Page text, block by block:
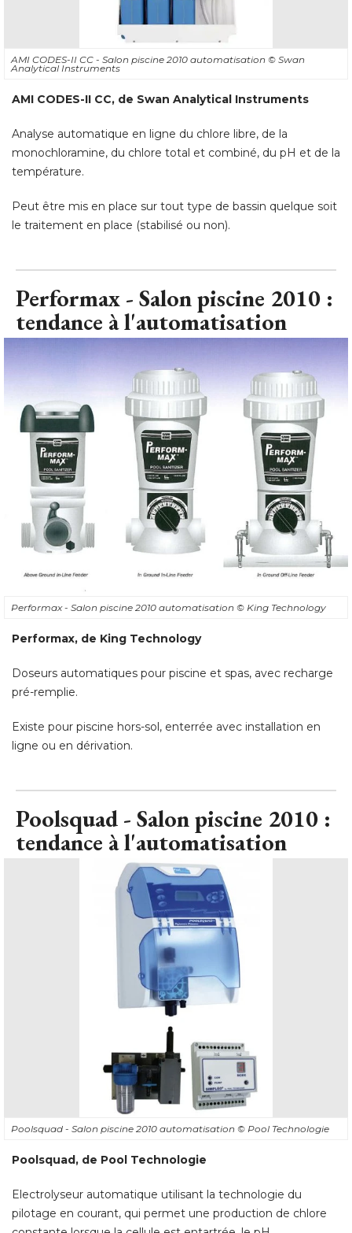
AMI CODES-II CC - Salon piscine 2010 automatisation © Swan
Analytical Instruments
AMI CODES-II CC, de Swan Analytical Instruments
Analyse automatique en ligne du chlore libre, de la
monochloramine, du chlore total et combiné, du pH et de la
température.
Peut être mis en place sur tout type de bassin quelque soit
le traitement en place (stabilisé ou non).
Performax - Salon piscine 2010 :
tendance à l'automatisation
Performax - Salon piscine 2010 automatisation © King Technology
Performax, de King Technology
Doseurs automatiques pour piscine et spas, avec recharge
pré-remplie.
Existe pour piscine hors-sol, enterrée avec installation en
ligne ou en dérivation.
Poolsquad - Salon piscine 2010 :
tendance à l'automatisation
Poolsquad - Salon piscine 2010 automatisation © Pool Technologie
Poolsquad, de Pool Technologie
Electrolyseur automatique utilisant la technologie du
pilotage en courant, qui permet une production de chlore